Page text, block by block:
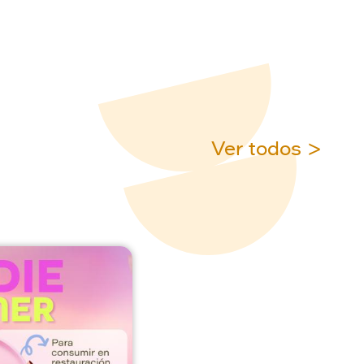
Ver todos >